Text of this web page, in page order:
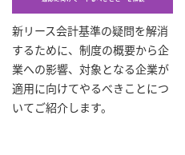
新リース会計基準の疑問を解消
するために、制度の概要から企
業への影響、対象となる企業が
適用に向けてやるべきことにつ
いてご紹介します。